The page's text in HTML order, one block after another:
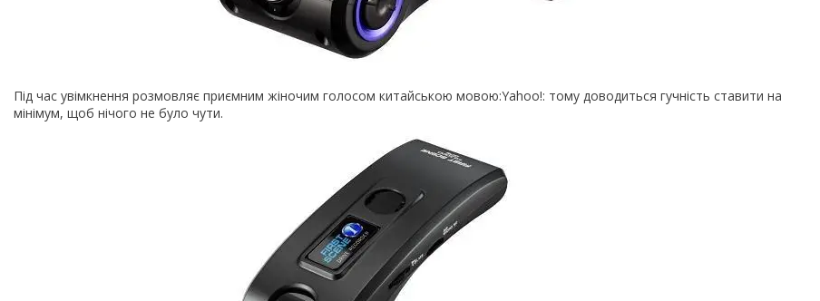
Під час увімкнення розмовляє приємним жіночим голосом китайською мовою:Yahoo!: тому доводиться гучність ставити на
мінімум, щоб нічого не було чути.